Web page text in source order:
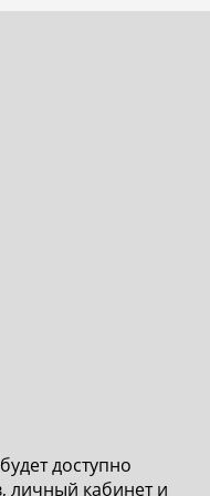
доступно
личный кабинет и